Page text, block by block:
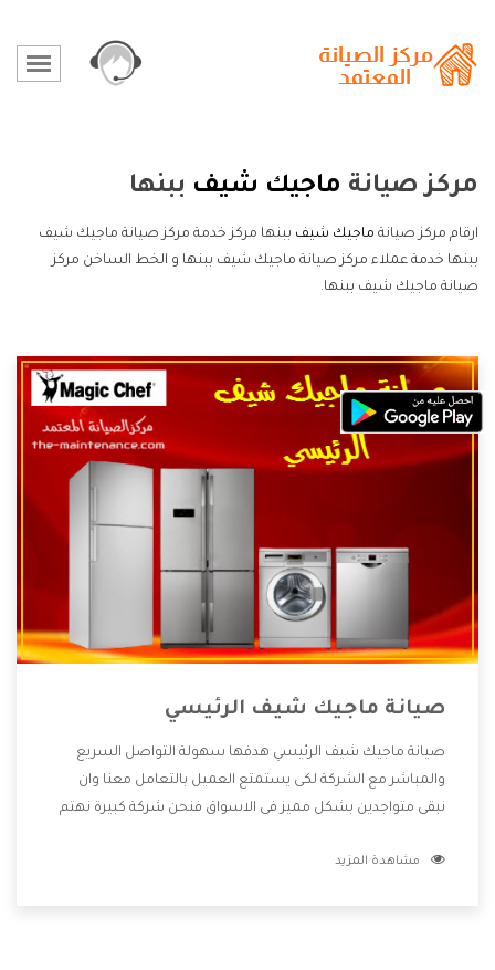
مركز صيانة ماجيك شيف ببنها
ارقام مركز صيانة ماجيك شيف ببنها مركز خدمة مركز صيانة ماجيك شيف
ببنها خدمة عملاء مركز صيانة ماجيك شيف ببنها و الخط الساخن مركز
صيانة ماجيك شيف ببنها.
صيانة ماجيك شيف الرئيسي
صيانة ماجيك شيف الرئيسي هدفها سهولة التواصل السريع
والمباشر مع الشركة لكى يستمتع العميل بالتعامل معنا وان
نبقى متواجدين بشكل مميز فى الاسواق فنحن شركة كبيرة نهتم
الشركة بها والتى تكون منها خدمة الصيانة التى تكون من أهم
مشاهدة المزيد